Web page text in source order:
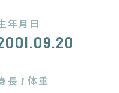
年月日
長 / 体重